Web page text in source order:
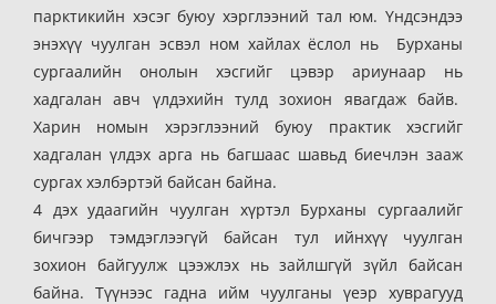
парктикийн хэсэг буюу хэрглээний тал юм. Үндсэндээ
энэхүү чуулган эсвэл ном хайлах ёслол нь Бурханы
сургаалийн онолын хэсгийг цэвэр ариунаар нь
хадгалан авч үлдэхийн тулд зохион явагдаж байв.
Харин номын хэрэглээний буюу практик хэсгийг
хадгалан үлдэх арга нь багшаас шавьд биечлэн зааж
сургах хэлбэртэй байсан байна.
4 дэх удаагийн чуулган хүртэл Бурханы сургаалийг
бичгээр тэмдэглээгүй байсан тул ийнхүү чуулган
зохион байгуулж цээжлэх нь зайлшгүй зүйл байсан
байна. Түүнээс гадна ийм чуулганы үеэр хуврагууд